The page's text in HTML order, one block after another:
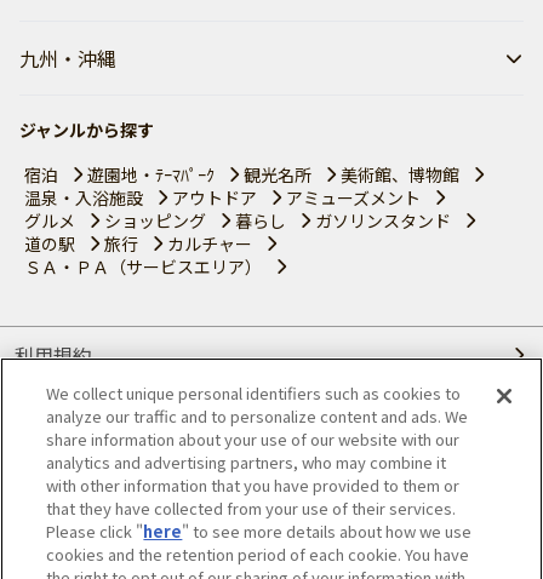
九州・沖縄
ジャンルから探す
宿泊
遊園地・ﾃｰﾏﾊﾟｰｸ 観光名所
美術館、博物館
温泉・入浴施設
アウトドア
アミューズメント
グルメ
ショッピング 暮らし
ガソリンスタンド
道の駅
旅行
カルチャー
ＳＡ・ＰＡ（サービスエリア）
利用規約
個人情報の取り扱いについて
会員優待サービスの提携をご検討の方へ
JAFホームページ
© JAPAN AUTOMOBILE FEDERATION. All rights reserved.
We collect unique personal identifiers such as cookies to
analyze our traffic and to personalize content and ads. We
share information about your use of our website with our
analytics and advertising partners, who may combine it
with other information that you have provided to them or
that they have collected from your use of their services.
Please click "here" to see more details about how we use
cookies and the retention period of each cookie. You have